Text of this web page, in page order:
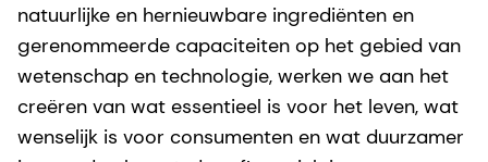
natuurlijke en hernieuwbare ingrediënten en
gerenommeerde capaciteiten op het gebied van
wetenschap en technologie, werken we aan het
creëren van wat essentieel is voor het leven, wat
wenselijk is voor consumenten en wat duurzamer